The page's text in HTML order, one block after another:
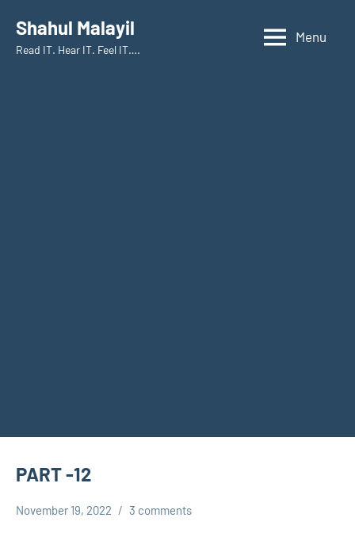
content
Shahul Malayil
Read IT. Hear IT. Feel IT….
Menu
PART -12
November 19, 2022 3 comments